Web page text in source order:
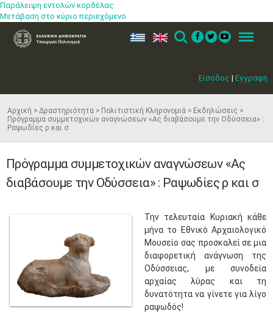
Παράλειψη εντολών κορδέλας
Μετάβαση στο κύριο περιεχόμενο
Είσοδος | Εγγραφή
ελ en Search Menu
Αρχική Δραστηριότητα Πολιτιστική Κληρονομιά
Εκδηλώσεις
Πρόγραμμα συμμετοχικών αναγνώσεων «Ας διαβάσουμε την Οδύσσεια» :
Ραψωδίες ρ και σ
Πρόγραμμα συμμετοχικών αναγνώσεων «Ας
διαβάσουμε την Οδύσσεια» : Ραψωδίες ρ και σ
Την τελευταία Κυριακή κάθε
μήνα το Εθνικό Αρχαιολογικό
Μουσείο σας προσκαλεί σε μια
διαφορετική ανάγνωση της
Οδύσσειας, με συνοδεία
αρχαίας λύρας και τη
δυνατότητα να γίνετε για λίγο
ραψωδός!